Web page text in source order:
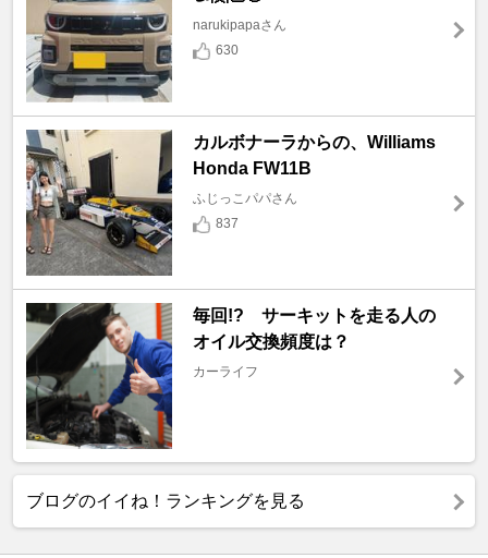
narukipapaさん
630
カルボナーラからの、Williams
Honda FW11B
ふじっこパパさん
837
毎回!? サーキットを走る人の
オイル交換頻度は？
カーライフ
ブログのイイね！ランキングを見る